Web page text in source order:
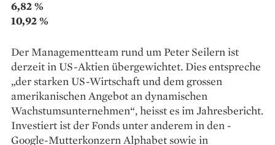
13.
FOCAM (FAMILY OFFICE)
Capital Growth Fund
6,92 %
8,77 %